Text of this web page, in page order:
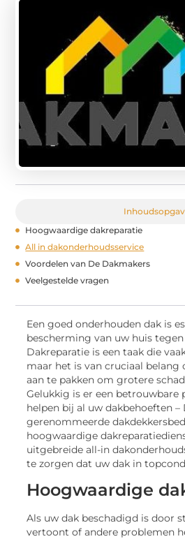
Hoogwaardige dakreparatie
All in dakonderhoudsservice
Voordelen van De Dakmakers
Veelgestelde vragen
Een goed onderhouden dak is
bescherming van uw huis
Dakreparatie is een taak die
maar het is van cruciaal belang
aan te pakken om grotere
Gelukkig is er een betrouwbare
helpen bij al uw dakbehoeften –
gerenommeerde
hoogwaardige
uitgebreide all-in
te zorgen dat uw dak in
Hoogwaardige
Als uw dak beschadigd is door
vertoont of andere problemen